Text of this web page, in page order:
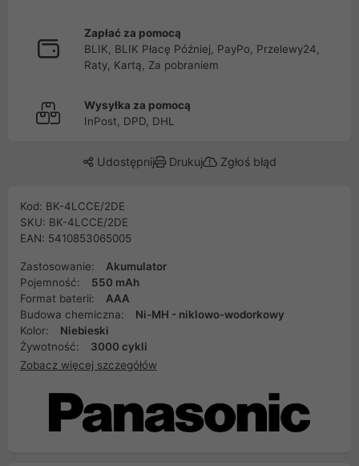
Zapłać za pomocą
BLIK, BLIK Płacę Później, PayPo, Przelewy24,
Raty, Kartą, Za pobraniem
Wysyłka za pomocą
InPost, DPD, DHL
Udostępnij Drukuj Zgłoś błąd
Kod: BK-4LCCE/2DE
SKU: BK-4LCCE/2DE
EAN: 5410853065005
Zastosowanie:
Akumulator
Pojemność:
550 mAh
Format baterii:
AAA
Budowa chemiczna:
Ni-MH - niklowo-wodorkowy
Kolor:
Niebieski
Żywotność:
3000 cykli
Zobacz więcej szczegółów